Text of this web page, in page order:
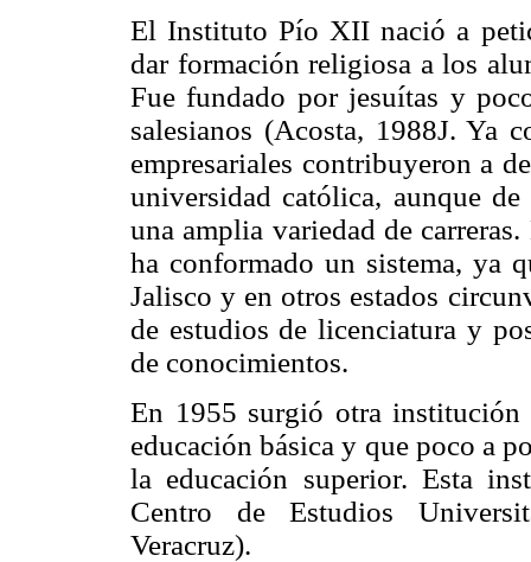
El Instituto Pío XII nació a
dar formación religiosa a los
Fue fundado por jesuítas y
salesianos (Acosta, 1988J. Ya
empresariales contribuyeron a
universidad católica, aunque
una amplia variedad de
ha conformado un sistema, ya
Jalisco y en otros estados
de estudios de licenciatura y
de conocimientos.
En 1955 surgió otra institución
educación básica y que poco a
la educación superior. Esta
Centro de Estudios
Veracruz).